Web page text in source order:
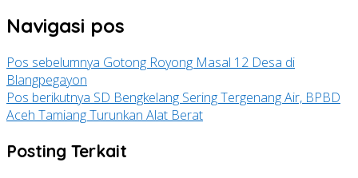
Navigasi pos
Pos sebelumnya Gotong Royong Masal 12 Desa di
Blangpegayon
Pos berikutnya SD Bengkelang Sering Tergenang Air, BPBD
Aceh Tamiang Turunkan Alat Berat
Posting Terkait